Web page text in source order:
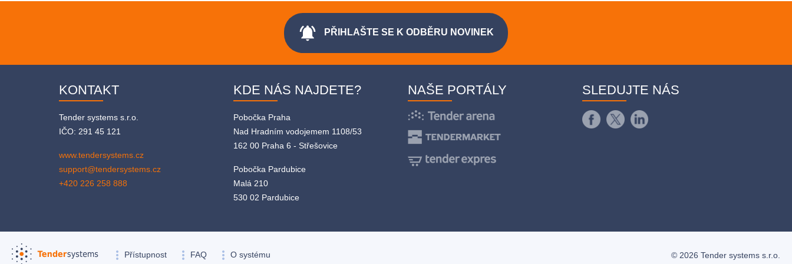
notifications_active PŘIHLAŠTE SE K ODBĚRU NOVINEK
KONTAKT
Tender systems s.r.o.
IČO: 291 45 121
www.tendersystems.cz
support@tendersystems.cz
+420 226 258 888
KDE NÁS NAJDETE?
Pobočka Praha
Nad Hradním vodojemem 1108/53
162 00 Praha 6 - Střešovice
Pobočka Pardubice
Malá 210
530 02 Pardubice
NAŠE PORTÁLY SLEDUJTE NÁS
more_vert Přístupnost more_vert FAQ more_vert O systému © 2026 Tender systems s.r.o.